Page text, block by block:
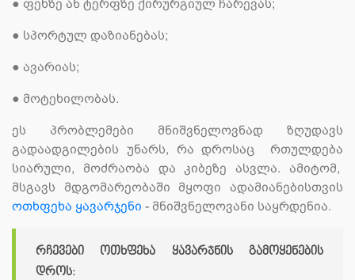
● ფეხზე ან ტერფზე ქირურგიულ ჩარევას;
● სპორტულ დაზიანებას;
● ავარიას;
● მოტეხილობას.
ეს პრობლემები მნიშვნელოვნად ზღუდავს
გადაადგილების უნარს, რა დროსაც რთულდება
სიარული, მოძრაობა და კიბეზე ასვლა. ამიტომ,
მსგავს მდგომარეობაში მყოფი ადამიანებისთვის
ოთხფეხა ყავარჯენი - მნიშვნელოვანი საყრდენია.
რჩევები ოთხფეხა ყავარჯნის გამოყენების
დროს: